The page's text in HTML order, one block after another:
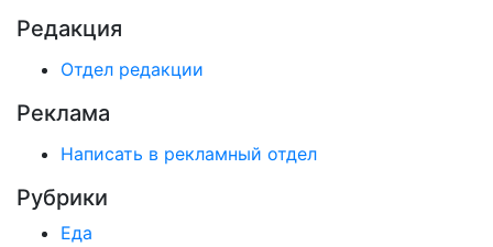
Редакция
Отдел редакции
Реклама
Написать в рекламный отдел
Рубрики
Еда